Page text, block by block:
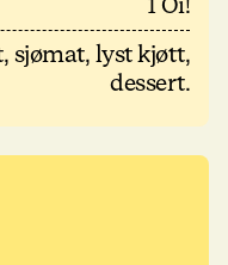
sjømat, lyst kjøtt,
dessert.